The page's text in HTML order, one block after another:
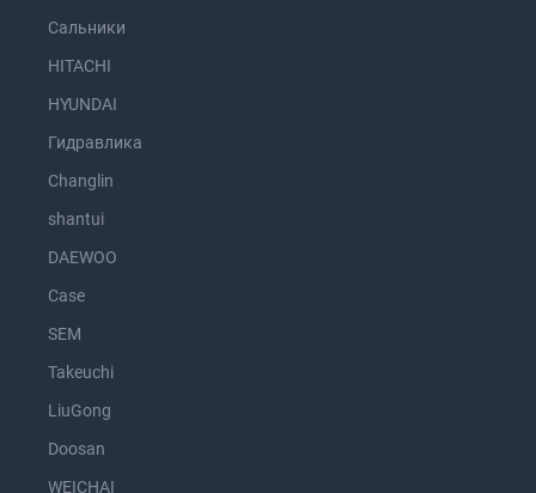
Сальники
HITACHI
HYUNDAI
Гидравлика
Changlin
shantui
DAEWOO
Case
SEM
Takeuchi
LiuGong
Doosan
WEICHAI